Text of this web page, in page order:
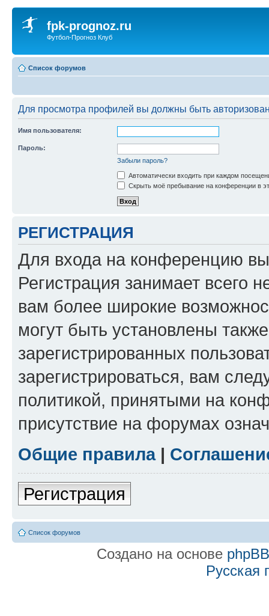
fpk-prognoz.ru
Футбол-Прогноз Клуб
Список форумов
Для просмотра профилей вы должны быть
Имя пользователя:
Пароль:
Забыли пароль?
Автоматически входить при каждом
Скрыть моё пребывание на конференции в
РЕГИСТРАЦИЯ
Для входа на конференцию
Регистрация занимает всего
вам более широкие
могут быть установлены
зарегистрированных
зарегистрироваться, вам
политикой, принятыми на
присутствие на форумах
Общие правила|
Регистрация
Список форумов
Создано на основе phpBB
Русская